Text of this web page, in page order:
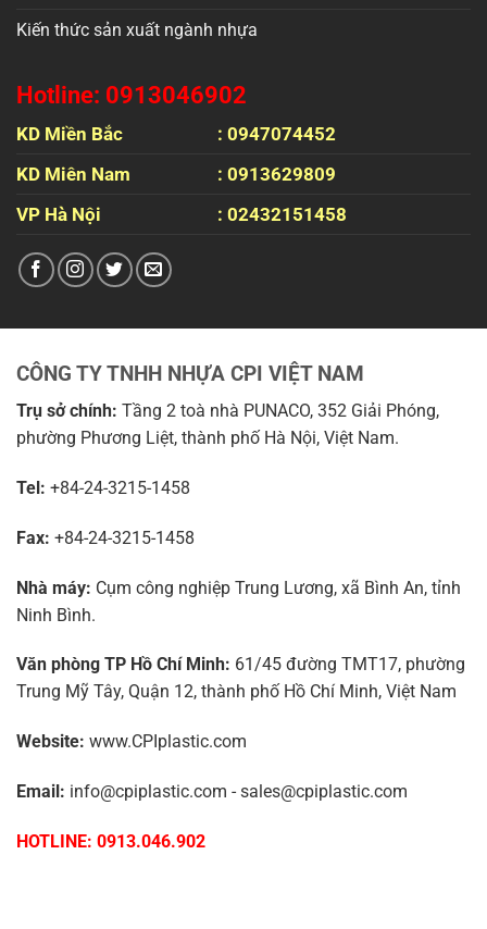
Kiến thức sản xuất ngành nhựa
Hotline: 0913046902
KD Miền Bắc
: 0947074452
KD Miên Nam
: 0913629809
VP Hà Nội
: 02432151458
CÔNG TY TNHH NHỰA CPI VIỆT NAM
Trụ sở chính: Tầng 2 toà nhà PUNACO, 352 Giải Phóng,
phường Phương Liệt, thành phố Hà Nội, Việt Nam.
Tel: +84-24-3215-1458
Fax: +84-24-3215-1458
Nhà máy: Cụm công nghiệp Trung Lương, xã Bình An, tỉnh
Ninh Bình.
Văn phòng TP Hồ Chí Minh: 61/45 đường TMT17, phường
Trung Mỹ Tây, Quận 12, thành phố Hồ Chí Minh, Việt Nam
Website: www.CPIplastic.com
Email: info@cpiplastic.com - sales@cpiplastic.com
HOTLINE: 0913.046.902